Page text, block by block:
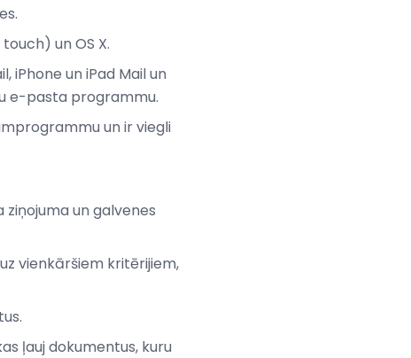
un OS X.
iPhone un iPad Mail un
e-pasta programmu.
un ir viegli
un galvenes
vienkāršiem kritērijiem,
ļauj dokumentus, kuru